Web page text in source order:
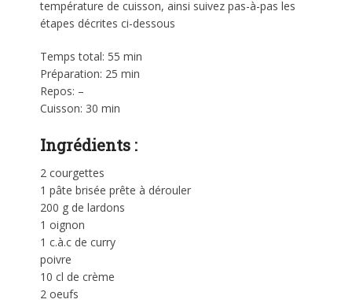
température de cuisson, ainsi suivez pas-à-pas les
étapes décrites ci-dessous
Temps total: 55 min
Préparation: 25 min
Repos: –
Cuisson: 30 min
Ingrédients :
2 courgettes
1 pâte brisée prête à dérouler
200 g de lardons
1 oignon
1 c.à.c de curry
poivre
10 cl de crème
2 oeufs